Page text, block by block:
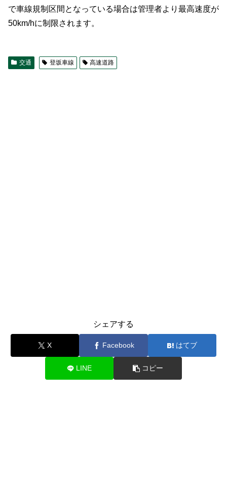
で車線規制区間となっている場合は管理者より最高速度が
50km/hに制限されます。
交通 登坂車線 高速道路
シェアする
X Facebook はてブ
LINE コピー